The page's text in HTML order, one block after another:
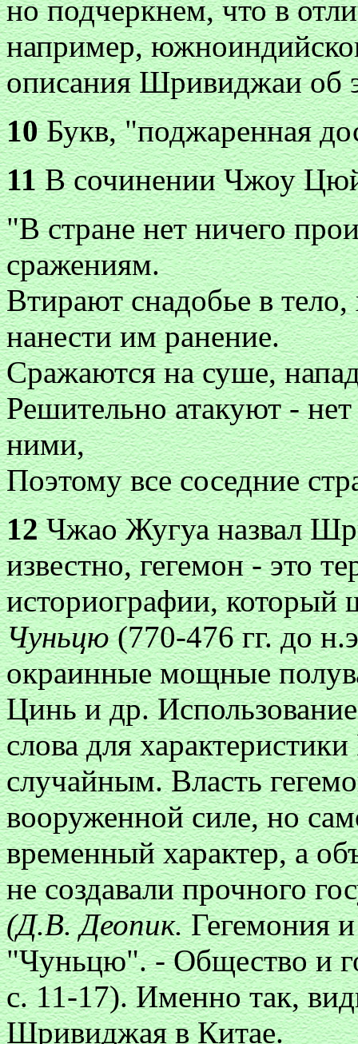
но подчеркнем, что в
например,
описания Шривиджаи об
10Букв, "поджаренная
11В сочинении Чжоу
"В стране нет ничего
сражениям.
Втирают снадобье в
нанести им ранение.
Сражаются на суше,
Решительно атакуют -
ними,
Поэтому все соседние
12Чжао Жугуа назвал
известно, гегемон - это
историографии, который
Чуньцю(770-476 гг. до
окраинные мощные
Цинь и др.
слова для
случайным. Власть
вооруженной силе, но
временный характер, а
не создавали прочного
(Д.В. Деопик.Гегемония
"Чуньцю". - Общество и
с. 11-17). Именно так,
Шривиджая в Китае.